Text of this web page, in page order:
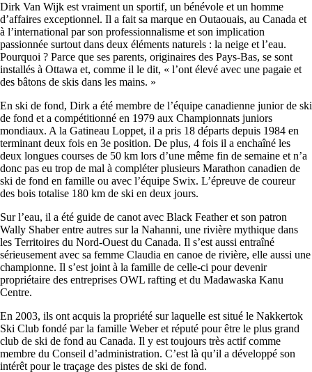
Dirk Van Wijk est vraiment un sportif, un bénévole et un homme
d’affaires exceptionnel. Il a fait sa marque en Outaouais, au Canada et
à l’international par son professionnalisme et son implication
passionnée surtout dans deux éléments naturels : la neige et l’eau.
Pourquoi ? Parce que ses parents, originaires des Pays-Bas, se sont
installés à Ottawa et, comme il le dit, « l’ont élevé avec une pagaie et
des bâtons de skis dans les mains. »
En ski de fond, Dirk a été membre de l’équipe canadienne junior de ski
de fond et a compétitionné en 1979 aux Championnats juniors
mondiaux. A la Gatineau Loppet, il a pris 18 départs depuis 1984 en
terminant deux fois en 3e position. De plus, 4 fois il a enchaîné les
deux longues courses de 50 km lors d’une même fin de semaine et n’a
donc pas eu trop de mal à compléter plusieurs Marathon canadien de
ski de fond en famille ou avec l’équipe Swix. L’épreuve de coureur
des bois totalise 180 km de ski en deux jours.
Sur l’eau, il a été guide de canot avec Black Feather et son patron
Wally Shaber entre autres sur la Nahanni, une rivière mythique dans
les Territoires du Nord-Ouest du Canada. Il s’est aussi entraîné
sérieusement avec sa femme Claudia en canoe de rivière, elle aussi une
championne. Il s’est joint à la famille de celle-ci pour devenir
propriétaire des entreprises OWL rafting et du Madawaska Kanu
Centre.
En 2003, ils ont acquis la propriété sur laquelle est situé le Nakkertok
Ski Club fondé par la famille Weber et réputé pour être le plus grand
club de ski de fond au Canada. Il y est toujours très actif comme
membre du Conseil d’administration. C’est là qu’il a développé son
intérêt pour le traçage des pistes de ski de fond.